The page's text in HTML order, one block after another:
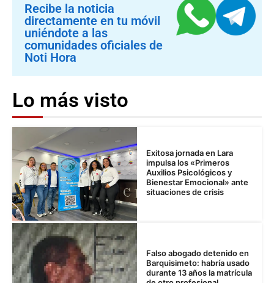
Recibe la noticia
directamente en tu móvil
uniéndote a las
comunidades oficiales de
Noti Hora
Lo más visto
Exitosa jornada en Lara
impulsa los «Primeros
Auxilios Psicológicos y
Bienestar Emocional» ante
situaciones de crisis
Falso abogado detenido en
Barquisimeto: habría usado
durante 13 años la matrícula